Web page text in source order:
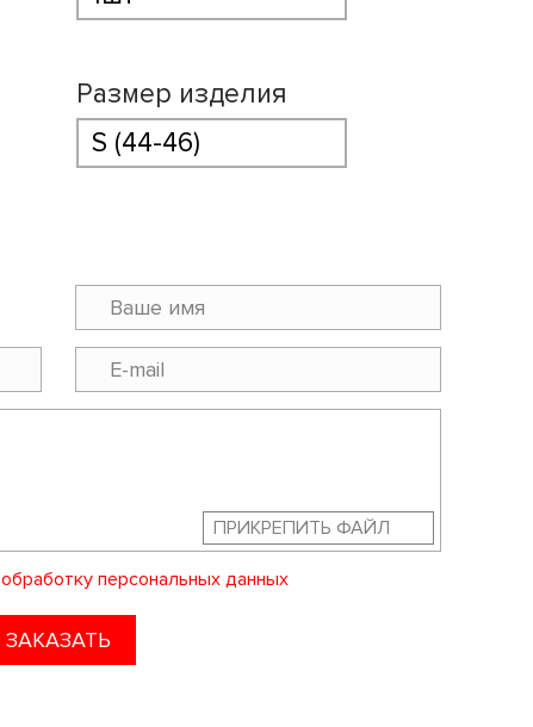
Размер изделия
ПРИКРЕПИТЬ ФАЙЛ
обработку персональных данных
ЗАКАЗАТЬ